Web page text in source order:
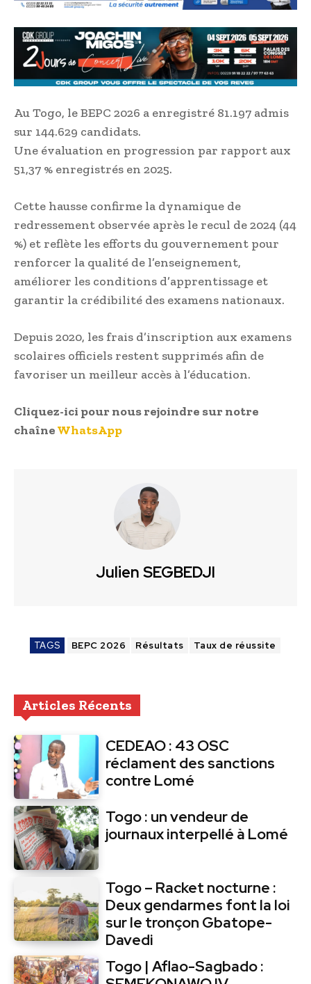
Au Togo, le BEPC 2026 a enregistré 81.197 admis
sur 144.629 candidats.
Une évaluation en progression par rapport aux
51,37 % enregistrés en 2025.
Cette hausse confirme la dynamique de
redressement observée après le recul de 2024 (44
%) et reflète les efforts du gouvernement pour
renforcer la qualité de l’enseignement,
améliorer les conditions d’apprentissage et
garantir la crédibilité des examens nationaux.
Depuis 2020, les frais d’inscription aux examens
scolaires officiels restent supprimés afin de
favoriser un meilleur accès à l’éducation.
Cliquez-ici pour nous rejoindre sur notre
chaîneWhatsApp
Julien SEGBEDJI
TAGS BEPC 2026 Résultats Taux de réussite
Articles Récents
CEDEAO : 43 OSC
réclament des sanctions
contre Lomé
Togo : un vendeur de
journaux interpellé à Lomé
Togo – Racket nocturne :
Deux gendarmes font la loi
sur le tronçon Gbatope-
Davedi
Togo | Aflao-Sagbado :